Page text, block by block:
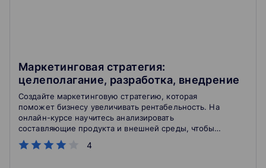
Маркетинговая стратегия:
целеполагание, разработка, внедрение
4
Создайте маркетинговую стратегию, которая
поможет бизнесу увеличивать рентабельность. На
онлайн-курсе научитесь анализировать
составляющие продукта и внешней среды, чтобы
принимать верные управленческие решения в
условиях быстро меняющегося рынка